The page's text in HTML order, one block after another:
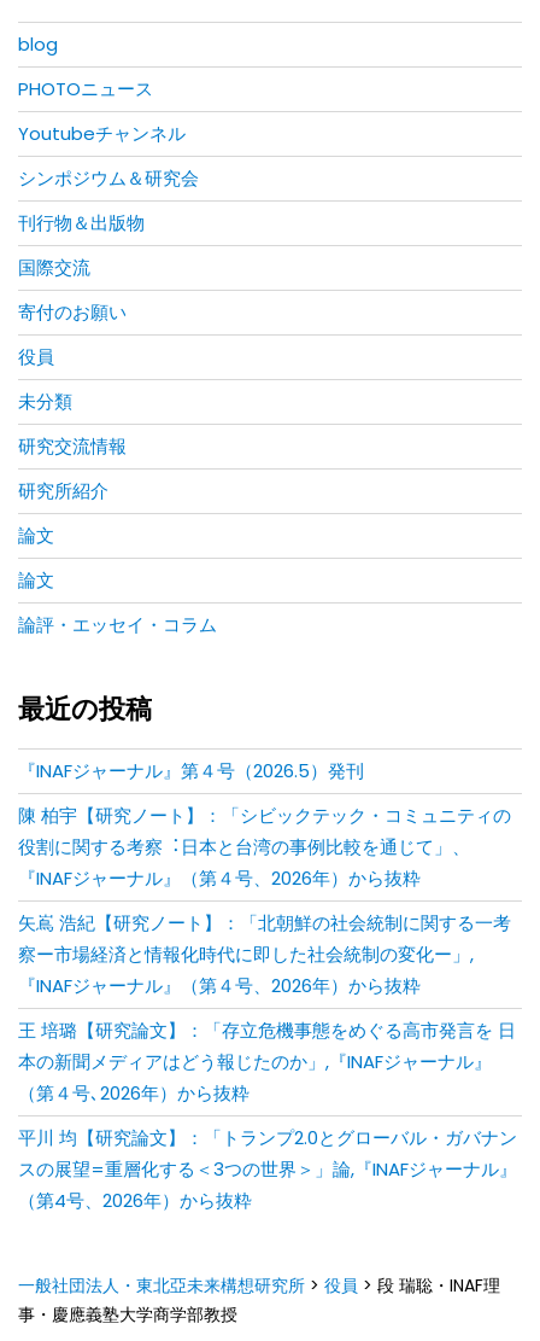
blog
PHOTOニュース
Youtubeチャンネル
シンポジウム＆研究会
刊行物＆出版物
国際交流
寄付のお願い
役員
未分類
研究交流情報
研究所紹介
論文
論文
論評・エッセイ・コラム
最近の投稿
『INAFジャーナル』第４号（2026.5）発刊
陳 柏宇【研究ノート】：「シビックテック・コミュニティの
役割に関する考察︓⽇本と台湾の事例⽐較を通じて」、
『INAFジャーナル』（第４号、2026年）から抜粋
矢嶌 浩紀【研究ノート】：「北朝鮮の社会統制に関する一考
察ー市場経済と情報化時代に即した社会統制の変化ー」,
『INAFジャーナル』（第４号、2026年）から抜粋
王 培璐【研究論文】：「存⽴危機事態をめぐる⾼市発⾔を ⽇
本の新聞メディアはどう報じたのか」,『INAFジャーナル』
（第４号､2026年）から抜粋
平川 均【研究論文】：「トランプ2.0とグローバル・ガバナン
スの展望=重層化する＜3つの世界＞」論,『INAFジャーナル』
（第4号、2026年）から抜粋
一般社団法人・東北亞未来構想研究所 > 役員 > 段 瑞聡・INAF理
事・慶應義塾大学商学部教授